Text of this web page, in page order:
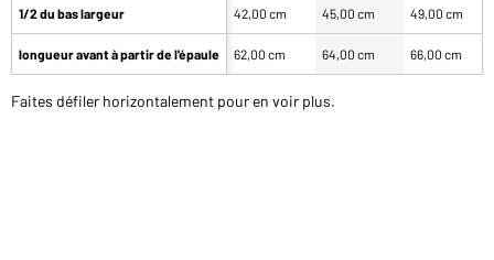
1/2 du bas largeur
longueur avant à partir de l'épaule
42,00 cm 45,00 cm 49,00 cm
62,00 cm 64,00 cm 66,00 cm
Faites défiler horizontalement pour en voir plus.